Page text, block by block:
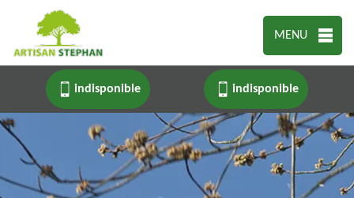
MENU
indisponible indisponible